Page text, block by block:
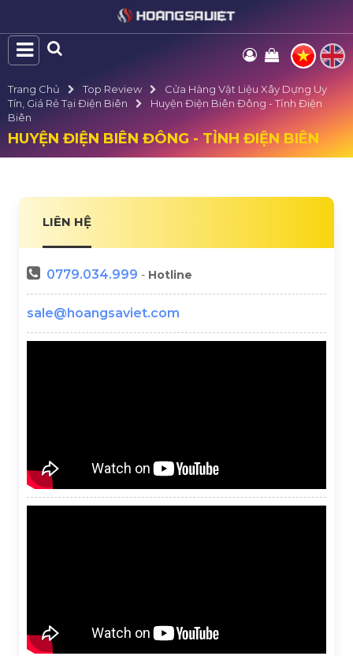
Trang Chủ Top Review
Cửa Hàng Vật Liệu Xây Dựng Uy
Tín, Giá Rẻ Tại Điện Biên
Huyện Điện Biên Đông - Tỉnh Điện
Biên
HUYỆN ĐIỆN BIÊN ĐÔNG - TỈNH ĐIỆN BIÊN
LIÊN HỆ
0779.034.999 - Hotline
sale@hoangsaviet.com